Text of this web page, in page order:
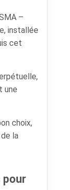
–
installée
cet
une
choix,
la
pour